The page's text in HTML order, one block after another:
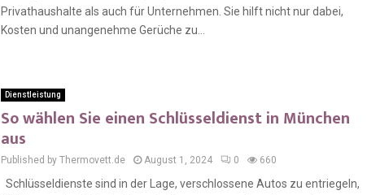
Privathaushalte als auch für Unternehmen. Sie hilft nicht nur dabei,
Kosten und unangenehme Gerüche zu...
Dienstleistung
So wählen Sie einen Schlüsseldienst in München
aus
Published by Thermovett.de August 1, 2024 0 660
Schlüsseldienste sind in der Lage, verschlossene Autos zu entriegeln,